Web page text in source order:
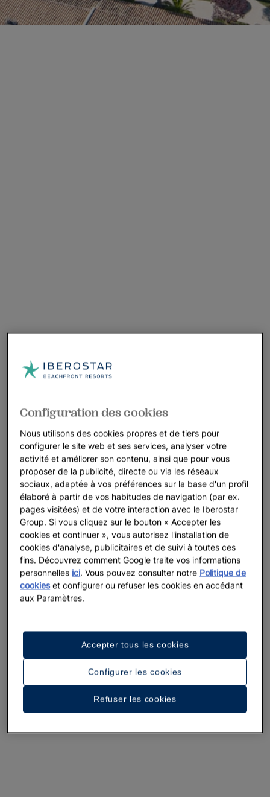
Configuration des cookies
Nous utilisons des cookies propres et de tiers pour
configurer le site web et ses services, analyser votre
activité et améliorer son contenu, ainsi que pour vous
proposer de la publicité, directe ou via les réseaux
sociaux, adaptée à vos préférences sur la base d'un profil
élaboré à partir de vos habitudes de navigation (par ex.
pages visitées) et de votre interaction avec le Iberostar
Group. Si vous cliquez sur le bouton « Accepter les
cookies et continuer », vous autorisez l'installation de
cookies d'analyse, publicitaires et de suivi à toutes ces
fins. Découvrez comment Google traite vos informations
personnelles ici. Vous pouvez consulter notre Politique de
cookies et configurer ou refuser les cookies en accédant
aux Paramètres.
Configurer les cookies
Refuser les cookies
Accepter tous les cookies